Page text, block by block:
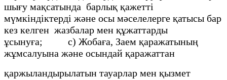
шығу мақсатында барлық қажеттi
мүмкіндiктердi және осы мәселелерге қатысы бар
кез келген жазбалар мен құжаттарды
ұсынуға; с) Жобаға, Заем қаражатының
жұмсалуына және осындай қаражаттан
қаржыландырылатын тауарлар мен қызмет